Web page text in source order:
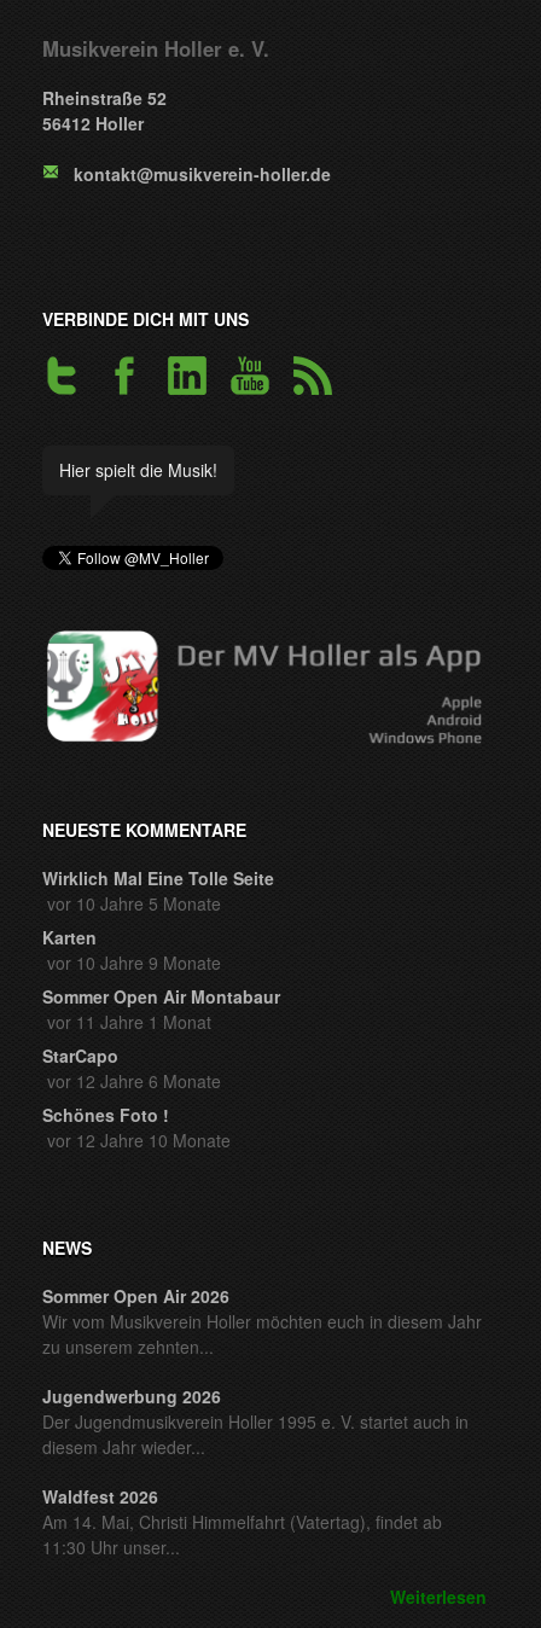
Musikverein Holler e. V.
Rheinstraße 52
56412 Holler
kontakt@musikverein-holler.de
VERBINDE DICH MIT UNS
Hier spielt die Musik!
NEUESTE KOMMENTARE
Wirklich Mal Eine Tolle Seite
vor 10 Jahre 5 Monate
Karten
vor 10 Jahre 9 Monate
Sommer Open Air Montabaur
vor 11 Jahre 1 Monat
StarCapo
vor 12 Jahre 6 Monate
Schönes Foto !
vor 12 Jahre 10 Monate
NEWS
Sommer Open Air 2026
Wir vom Musikverein Holler möchten euch in diesem Jahr
zu unserem zehnten...
Jugendwerbung 2026
Der Jugendmusikverein Holler 1995 e. V. startet auch in
diesem Jahr wieder...
Waldfest 2026
Am 14. Mai, Christi Himmelfahrt (Vatertag), findet ab
11:30 Uhr unser...
Weiterlesen